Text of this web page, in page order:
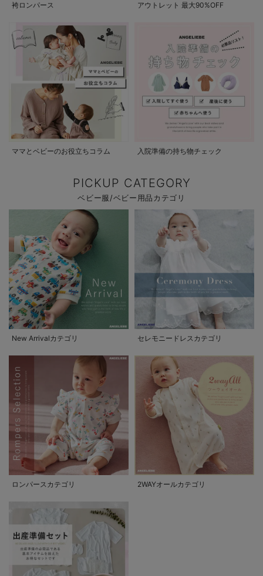
袴ロンパース アウトレット 最大90%OFF
ママとベビーのお役立ちコラム 入院準備の持ち物チェック
PICKUP CATEGORY
ベビー服/ベビー用品カテゴリ
New Arrivalカテゴリ セレモニードレスカテゴリ
ロンパースカテゴリ 2WAYオールカテゴリ